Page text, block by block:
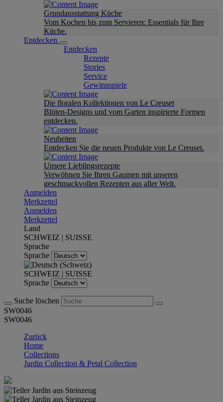
Grundausstattung Küche
Vom Kochen bis zum Servieren: Essentials für Ihre
Küche.
Entdecken
Entdecken
Rezepte
Stories
Service
Gewinnspiele
Die floralen Kollektionen von Le Creuset
Blüten-Designs und vom Garten inspirierte Formen
entdecken.
Neuheiten
Entdecken Sie die neuen Produkte von Le Creuset.
Unsere Lieblingsrezepte
Verwöhnen Sie Ihren Gaumen mit unseren
geschmackvollen Rezepten aus aller Welt.
Anmelden
Merkzettel
Anmelden
Merkzettel
Land
SCHWEIZ | SUISSE
Sprache
Sprache
SCHWEIZ | SUISSE
Sprache
Suche löschen
SW0046
SW0046
Zurück
Home
Collections
Jardin Collection & Petal Collection